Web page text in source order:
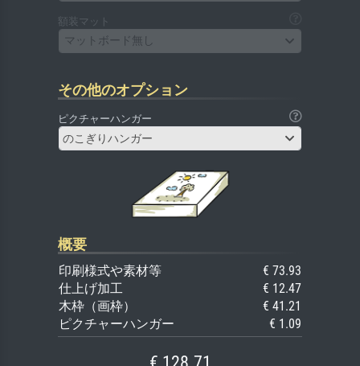
額装マット
マットボード無し
その他のオプション
ピクチャーハンガー
のこぎりハンガー
概要
印刷様式や素材等
€ 73.93
仕上げ加工
€ 12.47
木枠（画枠）
€ 41.21
ピクチャーハンガー
€ 1.09